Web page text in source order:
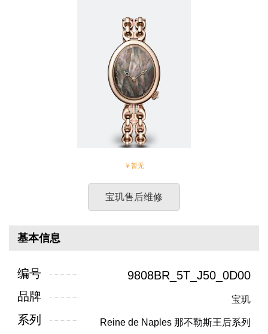
￥暂无
宝玑售后维修
基本信息
编号
9808BR_5T_J50_0D00
品牌
宝玑
系列 Reine de Naples 那不勒斯王后系列